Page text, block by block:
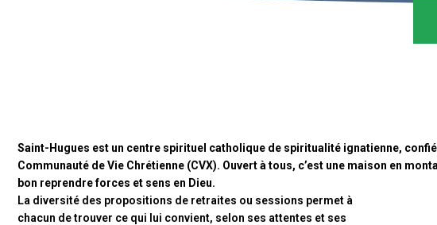
Saint-Hugues est un centre spirituel catholique de spiritualité ignatienne, confié
Communauté de Vie Chrétienne (CVX). Ouvert à tous, c’est une maison en
bon reprendre forces et sens en Dieu.
La diversité des propositions de retraites ou sessions permet à
chacun de trouver ce qui lui convient, selon ses attentes et ses